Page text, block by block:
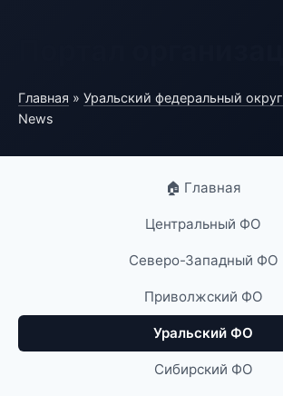
Главная » Уральский федеральный округ
News
🏠 Главная
Центральный ФО
Северо-Западный ФО
Приволжский ФО
Уральский ФО
Сибирский ФО